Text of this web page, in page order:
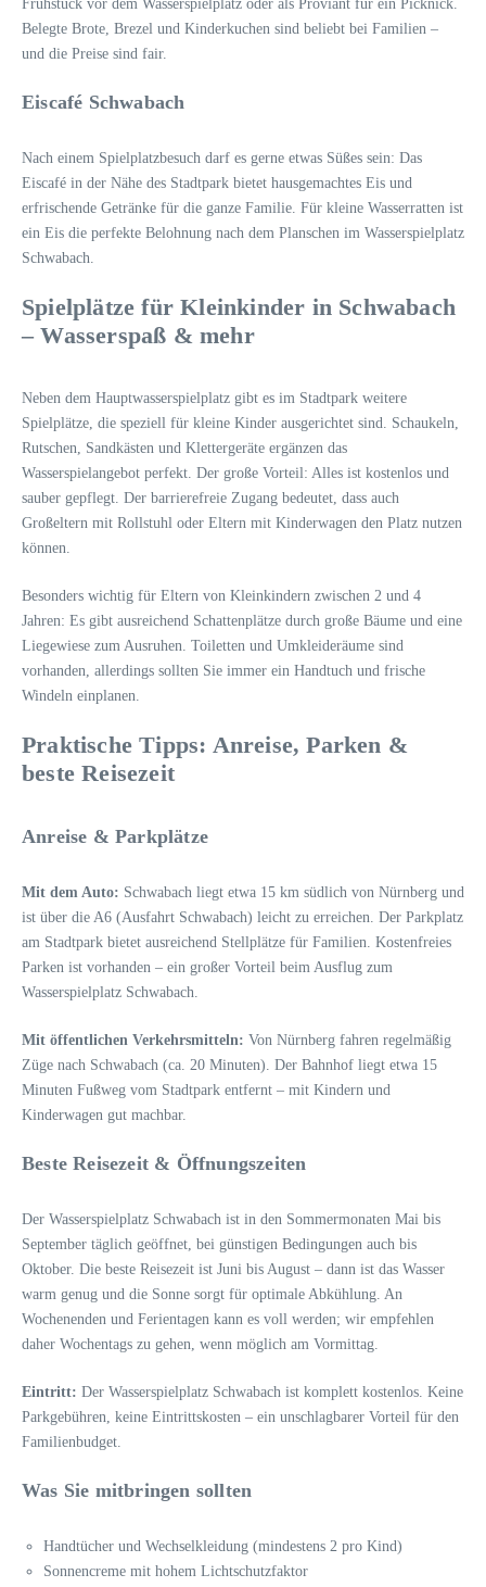
Frühstück vor dem Wasserspielplatz oder als Proviant für ein Picknick.
Belegte Brote, Brezel und Kinderkuchen sind beliebt bei Familien –
und die Preise sind fair.
Eiscafé Schwabach
Nach einem Spielplatzbesuch darf es gerne etwas Süßes sein: Das
Eiscafé in der Nähe des Stadtpark bietet hausgemachtes Eis und
erfrischende Getränke für die ganze Familie. Für kleine Wasserratten ist
ein Eis die perfekte Belohnung nach dem Planschen im Wasserspielplatz
Schwabach.
Spielplätze für Kleinkinder in Schwabach
– Wasserspaß & mehr
Neben dem Hauptwasserspielplatz gibt es im Stadtpark weitere
Spielplätze, die speziell für kleine Kinder ausgerichtet sind. Schaukeln,
Rutschen, Sandkästen und Klettergeräte ergänzen das
Wasserspielangebot perfekt. Der große Vorteil: Alles ist kostenlos und
sauber gepflegt. Der barrierefreie Zugang bedeutet, dass auch
Großeltern mit Rollstuhl oder Eltern mit Kinderwagen den Platz nutzen
können.
Besonders wichtig für Eltern von Kleinkindern zwischen 2 und 4
Jahren: Es gibt ausreichend Schattenplätze durch große Bäume und eine
Liegewiese zum Ausruhen. Toiletten und Umkleideräume sind
vorhanden, allerdings sollten Sie immer ein Handtuch und frische
Windeln einplanen.
Praktische Tipps: Anreise, Parken &
beste Reisezeit
Anreise & Parkplätze
Mit dem Auto: Schwabach liegt etwa 15 km südlich von Nürnberg und
ist über die A6 (Ausfahrt Schwabach) leicht zu erreichen. Der Parkplatz
am Stadtpark bietet ausreichend Stellplätze für Familien. Kostenfreies
Parken ist vorhanden – ein großer Vorteil beim Ausflug zum
Wasserspielplatz Schwabach.
Mit öffentlichen Verkehrsmitteln: Von Nürnberg fahren regelmäßig
Züge nach Schwabach (ca. 20 Minuten). Der Bahnhof liegt etwa 15
Minuten Fußweg vom Stadtpark entfernt – mit Kindern und
Kinderwagen gut machbar.
Beste Reisezeit & Öffnungszeiten
Der Wasserspielplatz Schwabach ist in den Sommermonaten Mai bis
September täglich geöffnet, bei günstigen Bedingungen auch bis
Oktober. Die beste Reisezeit ist Juni bis August – dann ist das Wasser
warm genug und die Sonne sorgt für optimale Abkühlung. An
Wochenenden und Ferientagen kann es voll werden; wir empfehlen
daher Wochentags zu gehen, wenn möglich am Vormittag.
Eintritt: Der Wasserspielplatz Schwabach ist komplett kostenlos. Keine
Parkgebühren, keine Eintrittskosten – ein unschlagbarer Vorteil für den
Familienbudget.
Was Sie mitbringen sollten
Handtücher und Wechselkleidung (mindestens 2 pro Kind)
Sonnencreme mit hohem Lichtschutzfaktor